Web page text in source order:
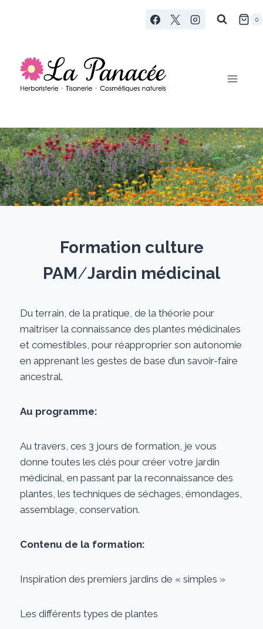
0
Formation culture
PAM/Jardin médicinal
Du terrain, de la pratique, de la théorie pour
maitriser la connaissance des plantes médicinales
et comestibles, pour réapproprier son autonomie
en apprenant les gestes de base d’un savoir-faire
ancestral.
Au programme:
Au travers, ces 3 jours de formation, je vous
donne toutes les clés pour créer votre jardin
médicinal, en passant par la reconnaissance des
plantes, les techniques de séchages, émondages,
assemblage, conservation.
Contenu de la formation:
Inspiration des premiers jardins de « simples »
Les différents types de plantes